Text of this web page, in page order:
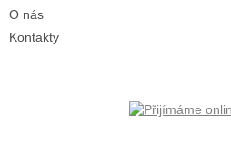
O nás
Kontakty